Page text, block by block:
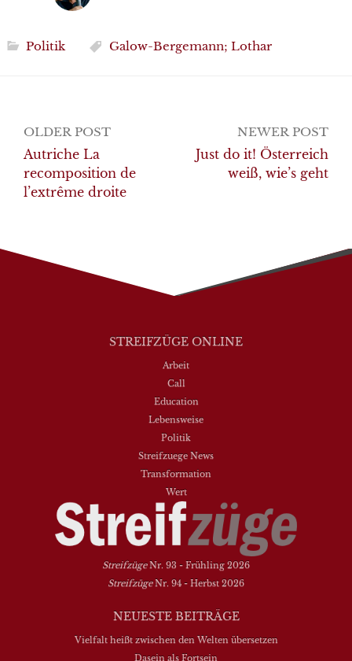
Politik Galow-Bergemann; Lothar
Post
navigation
OLDER POST
Autriche La
recomposition de
l’extrême droite
NEWER POST
Just do it! Österreich
weiß, wie’s geht
STREIFZÜGE ONLINE
Arbeit
Call
Education
Lebensweise
Politik
Streifzuege News
Transformation
Wert
StreifzügeNr. 93 - Frühling 2026
StreifzügeNr. 94 - Herbst 2026
NEUESTE BEITRÄGE
Vielfalt heißt zwischen den Welten übersetzen
Dasein als Fortsein